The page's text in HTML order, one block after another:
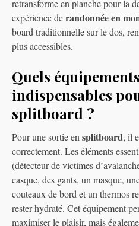
retransforme en planche pour la
expérience derandonnée en
board traditionnelle sur le dos,
plus accessibles.
Quels
indispensables
splitboard ?
Pour une sortie en splitboard, il
correctement. Les éléments
(détecteur de victimes
casque, des gants, un masque,
couteaux de bord et un thermos
rester hydraté. Cet équipement
maximiser le plaisir, mais